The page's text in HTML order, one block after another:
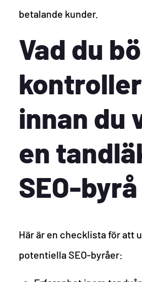
betalande kunder.
Vad du
innan du
en
SEO-byrå
Här är en checklista för att
potentiella SEO-byråer: